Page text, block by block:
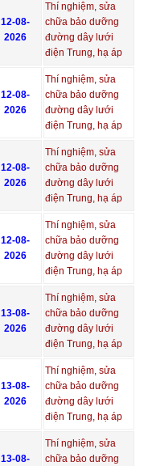
12-08-
2026
Thí nghiệm, sửa
chữa bảo dưỡng
đường dây lưới
điện Trung, hạ áp
12-08-
2026
Thí nghiệm, sửa
chữa bảo dưỡng
đường dây lưới
điện Trung, hạ áp
12-08-
2026
Thí nghiệm, sửa
chữa bảo dưỡng
đường dây lưới
điện Trung, hạ áp
12-08-
2026
Thí nghiệm, sửa
chữa bảo dưỡng
đường dây lưới
điện Trung, hạ áp
13-08-
2026
Thí nghiệm, sửa
chữa bảo dưỡng
đường dây lưới
điện Trung, hạ áp
13-08-
2026
Thí nghiệm, sửa
chữa bảo dưỡng
đường dây lưới
điện Trung, hạ áp
13-08-
Thí nghiệm, sửa
chữa bảo dưỡng